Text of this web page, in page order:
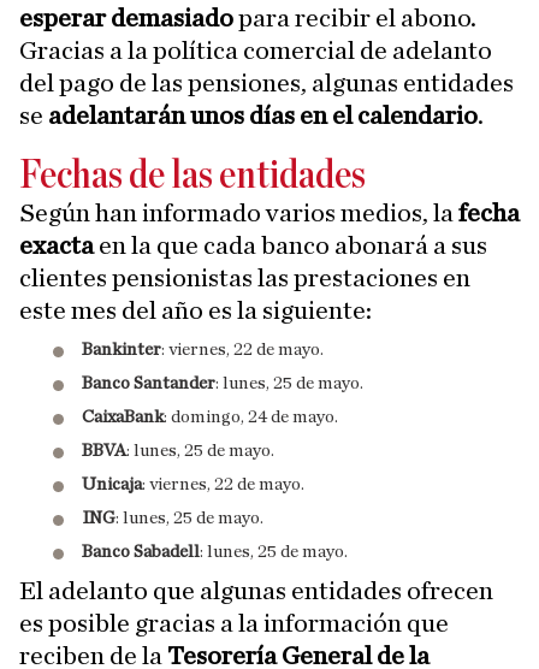
esperar demasiadopara recibir el abono.
Gracias a la política comercial de adelanto
del pago de las pensiones, algunas entidades
se adelantarán unos días en el calendario.
Fechas de las entidades
Según han informado varios medios, la fecha
exactaen la que cada banco abonará a sus
clientes pensionistas las prestaciones en
este mes del año es la siguiente:
Bankinter: viernes, 22 de mayo.
Banco Santander: lunes, 25 de mayo.
CaixaBank: domingo, 24 de mayo.
BBVA: lunes, 25 de mayo.
Unicaja: viernes, 22 de mayo.
ING: lunes, 25 de mayo.
Banco Sabadell: lunes, 25 de mayo.
El adelanto que algunas entidades ofrecen
es posible gracias a la información que
reciben de la Tesorería General de la